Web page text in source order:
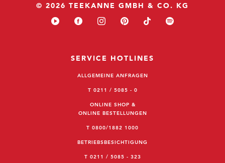
© 2026 TEEKANNE GMBH & CO. KG
SERVICE HOTLINES
ALLGEMEINE ANFRAGEN
T 0211 / 5085 - 0
ONLINE SHOP &
ONLINE BESTELLUNGEN
T 0800/1882 1000
BETRIEBSBESICHTIGUNG
T 0211 / 5085 - 323